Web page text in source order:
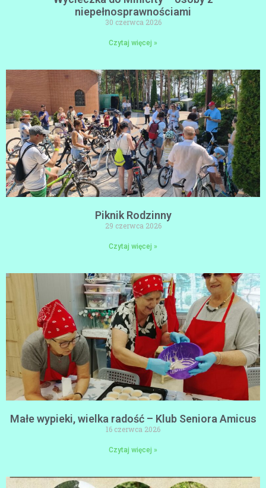
niepełnosprawnościami
30 czerwca 2026
Czytaj więcej »
Piknik Rodzinny
29 czerwca 2026
Czytaj więcej »
Małe wypieki, wielka radość – Klub Seniora Amicus
16 czerwca 2026
Czytaj więcej »